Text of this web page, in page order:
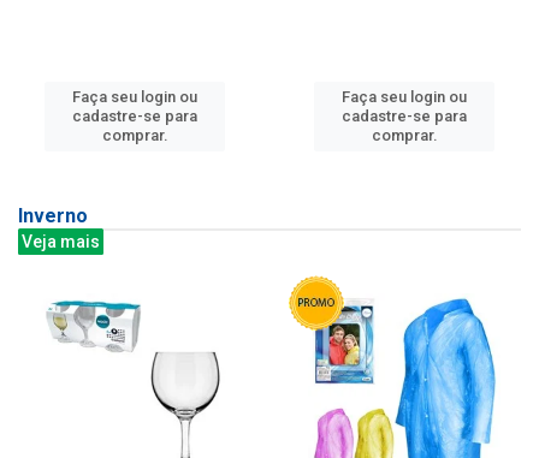
Faça seu login ou
cadastre-se para
comprar.
Faça seu login ou
cadastre-se para
comprar.
Inverno
Veja mais